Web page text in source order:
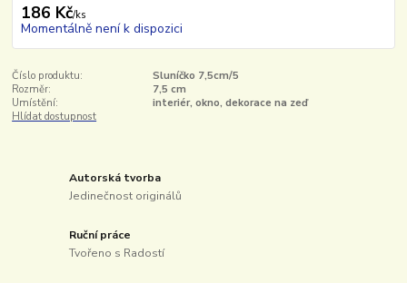
186 Kč/ks
Momentálně není k dispozici
Číslo produktu:
Sluníčko 7,5cm/5
Rozměr:
7,5 cm
Umístění:
interiér, okno, dekorace na zeď
Hlídat dostupnost
Autorská tvorba
Jedinečnost originálů
Ruční práce
Tvořeno s Radostí